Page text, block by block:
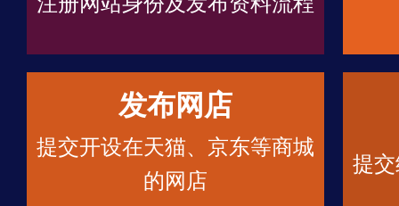
发布网店
提交开设在天猫、京东等商城
的网店
提